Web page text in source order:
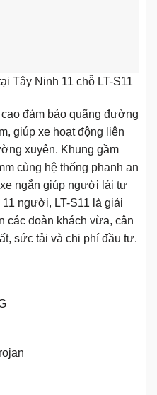
Tây Ninh 11 chỗ LT-S11
đảm bảo quãng đường
giúp xe hoạt động liên
xuyên. Khung gầm
cùng hệ thống phanh an
ngắn giúp người lái tự
người, LT-S11 là giải
các đoàn khách vừa, cân
sức tải và chi phí đầu tư.